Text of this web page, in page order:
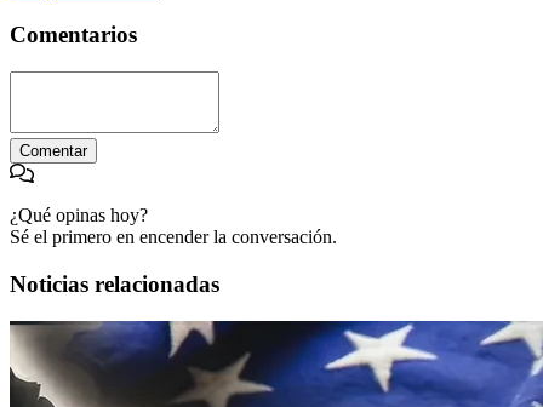
Comentarios
Comentar
¿Qué opinas hoy?
Sé el primero en encender la conversación.
Noticias relacionadas